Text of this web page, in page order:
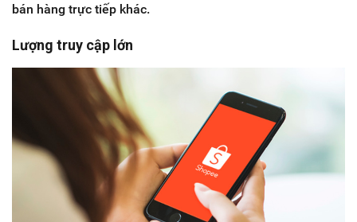
bán hàng trực tiếp khác.
Lượng truy cập lớn